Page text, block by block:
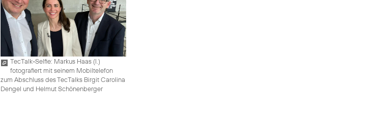
TecTalk-Selfie: Markus Haas (l.)
fotografiert mit seinem Mobiltelefon
zum Abschluss des TecTalks Birgit Carolina
Dengel und Helmut Schönenberger